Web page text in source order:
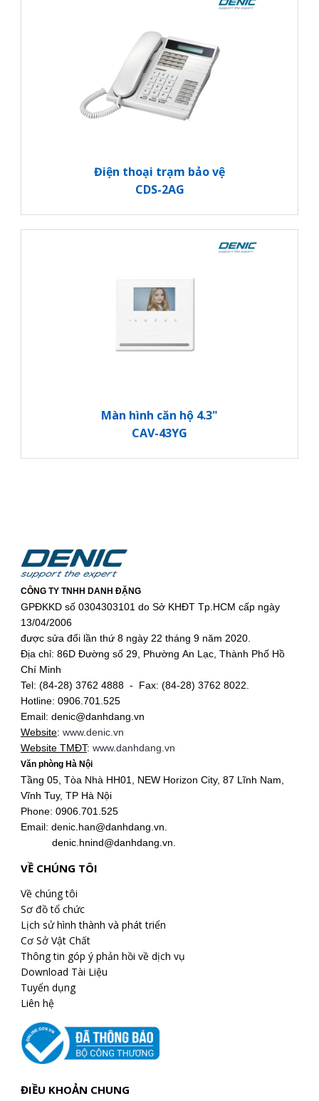
Điện thoại trạm bảo vệ
CDS-2AG
Màn hình căn hộ 4.3"
CAV-43YG
CÔNG TY TNHH DANH ĐẶNG
GPĐKKD số 0304303101 do Sở KHĐT Tp.HCM cấp ngày
13/04/2006
được sửa đổi lần thứ 8 ngày 22 tháng 9 năm 2020.
Địa chỉ: 86D Đường số 29, Phường An Lạc, Thành Phố Hồ
Chí Minh
Tel: (84-28) 3762 4888 - Fax: (84-28) 3762 8022.
Hotline: 0906.701.525
Email: denic@danhdang.vn
Website: www.denic.vn
Website TMĐT: www.danhdang.vn
Văn phòng Hà Nội
Tầng 05, Tòa Nhà HH01, NEW Horizon City, 87 Lĩnh Nam,
Vĩnh Tuy, TP Hà Nội
Phone: 0906.701.525
Email: denic.han@danhdang.vn.
denic.hnind@danhdang.vn.
VỀ CHÚNG TÔI
Về chúng tôi
Sơ đồ tổ chức
Lịch sử hình thành và phát triển
Cơ Sở Vật Chất
Thông tin góp ý phản hồi về dịch vụ
Download Tài Liệu
Tuyển dụng
Liên hệ
ĐIỀU KHOẢN CHUNG